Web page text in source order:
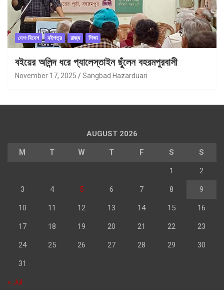
দেশ-বিদেশ বইপত্র রাজ্য শিক্ষা
বইয়ের অলিন্দ ধরে প্যালেস্তাইন ছুঁলেন বহরমপুরবাসী
November 17, 2025 Sangbad Hazarduari
AUGUST 2026
M T W T F S S
1 2
3 4 5 6 7 8 9
10 11 12 13 14 15 16
17 18 19 20 21 22 23
24 25 26 27 28 29 30
31
« Jul